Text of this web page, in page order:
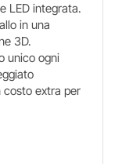
LED integrata.
in una
3D.
unico ogni
costo extra per